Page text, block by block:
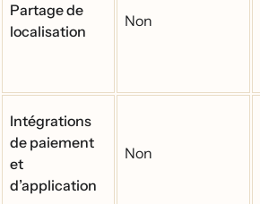
Partage de
localisation
Non
Intégrations
de paiement
et
d’application
Non